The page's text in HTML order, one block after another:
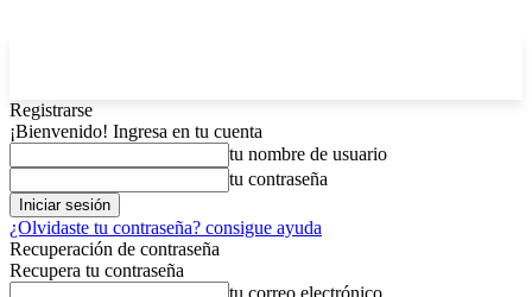
Registrarse
¡Bienvenido! Ingresa en tu cuenta
tu nombre de usuario
tu contraseña
¿Olvidaste tu contraseña? consigue ayuda
Recuperación de contraseña
Recupera tu contraseña
tu correo electrónico